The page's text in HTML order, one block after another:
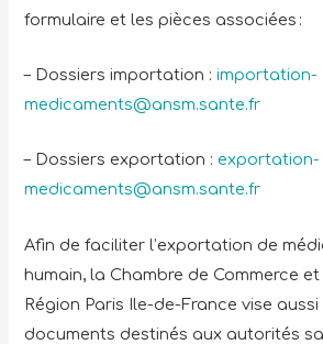
formulaire et les pièces associées :
– Dossiers importation :importation-
medicaments@ansm.sante.fr
– Dossiers exportation : exportation-
medicaments@ansm.sante.fr
Afin de faciliter l’exportation de
humain, la Chambre de Commerce et
Région Paris Ile-de-France vise
documents destinés aux autorités